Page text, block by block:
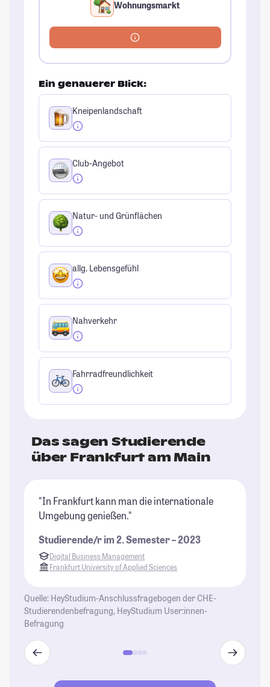
Wohnungsmarkt
Ein genauerer Blick:
Kneipenlandschaft
Club-Angebot
Natur- und Grünflächen
allg. Lebensgefühl
Nahverkehr
Fahrradfreundlichkeit
Das sagen Studierende
über Frankfurt am Main
"In Frankfurt kann man die internationale
Umgebung genießen."
Studierende/r im 2. Semester – 2023
Digital Business Management
Frankfurt University of Applied Sciences
Quelle: HeyStudium-Anschlussfragebogen der CHE-
Studierendenbefragung, HeyStudium User:innen-
Befragung